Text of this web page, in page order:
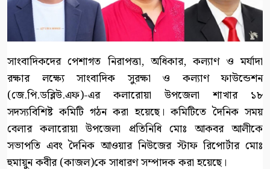
সাংবাদিকদের পেশাগত নিরাপত্তা, অধিকার, কল্যাণ ও মর্যাদা
রক্ষার লক্ষ্যে সাংবাদিক সুরক্ষা ও কল্যাণ ফাউন্ডেশন
(জে.পি.ডব্লিউ.এফ)-এর কলারোয়া উপজেলা শাখার ১৮
সদস্যবিশিষ্ট কমিটি গঠন করা হয়েছে। কমিটিতে দৈনিক সময়
বেলার কলারোয়া উপজেলা প্রতিনিধি মোঃ আকবর আলীকে
সভাপতি এবং দৈনিক আওয়ার নিউজের স্টাফ রিপোর্টার মোঃ
হুমায়ুন কবীর (কাজল)কে সাধারণ সম্পাদক করা হয়েছে।